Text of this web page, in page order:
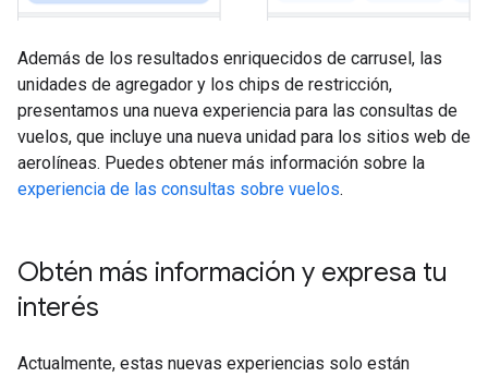
Además de los resultados enriquecidos de carrusel, las
unidades de agregador y los chips de restricción,
presentamos una nueva experiencia para las consultas de
vuelos, que incluye una nueva unidad para los sitios web de
aerolíneas. Puedes obtener más información sobre la
experiencia de las consultas sobre vuelos.
Obtén más información y expresa tu
interés
Actualmente, estas nuevas experiencias solo están